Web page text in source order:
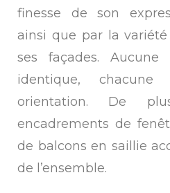
finesse de son
ainsi que par la
ses façades. Aucune
identique,
orientation. De
encadrements de
de balcons en saillie
de l’ensemble.